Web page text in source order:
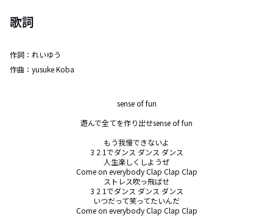
歌詞
作詞： れいゆう
作曲：
yusuke Koba
sense of fun
遊んで全てを作り出せsense of fun
もう我慢できないよ
3 2 1でダンス ダンス ダンス
人生楽しくしようぜ
Come on everybody Clap Clap Clap
ストレス吹っ飛ばせ
3 2 1でダンス ダンス ダンス
いつだって笑ってたいんだ
Come on everybody Clap Clap Clap